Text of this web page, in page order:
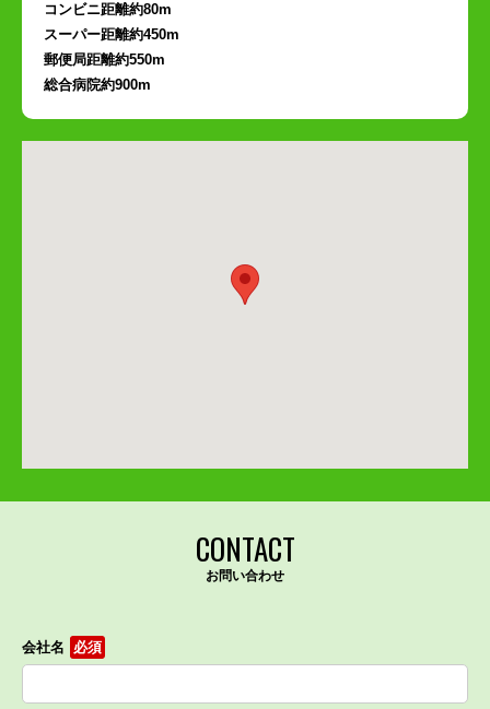
コンビニ距離約80m
スーパー距離約450m
郵便局距離約550m
総合病院約900m
CONTACT
お問い合わせ
会社名 必須